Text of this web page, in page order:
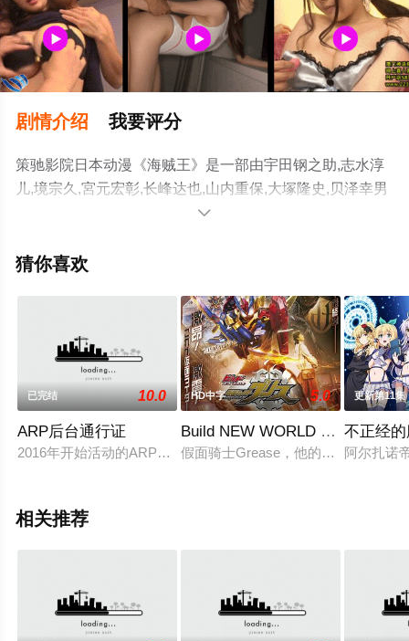
剧情介绍 我要评分
策驰影院日本动漫《海贼王》是一部由宇田钢之助,志水淳
儿,境宗久,宮元宏彰,长峰达也,山内重保,大塚隆史,贝泽幸男
导演执导，田中真弓,冈村明美,中井和哉,山口胜平,平田广
登志夫,古谷彻,大塚周夫,津嘉山正种,草尾毅,大场真人,宝龟
三石琴乃,挂川裕彦,堀秀行,田等演员精彩演绎的日本动漫，
手机免费观看高清无删减完整版动漫全集就上策驰电影
网，更多相关信息可移步至豆瓣动漫、电视猫或剧情网等
平台了解。

猜你喜欢
已完结 10.0
ARP后台通行证
2016年开始活动的ARP是运用最先进的AR技术展开的可实时唱
HD中字 5.0
Build NEW WORLD 假面骑士
假面骑士Grease，他的扮演者并不
更新第11集
不正经
阿尔扎诺
相关推荐